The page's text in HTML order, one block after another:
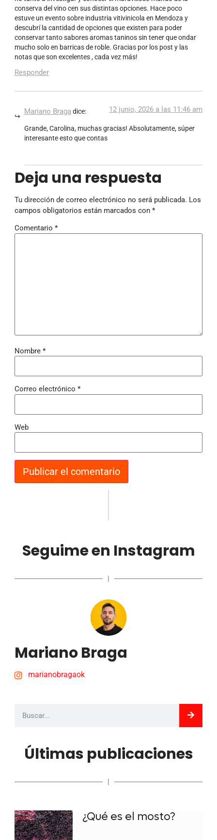
conserva del vino cen sus distintas opciones. Hace poco
estuve un evento sobre industria vitivinicola en Mendoza y
descubrí la cantidad de opciones que existen para poder
conservar tanto sabores aromas taninos sin tener que ondar
mucho solo en barricas de roble. Gracias por los post y las
notas que son excelentes , cada vez más!
Responder
Mariano Braga dice: 12 junio, 2026 a las 11:46 am
Grande, Carolina, muchas gracias! Absolutamente, súper
interesante esto que contas
Deja una respuesta
Tu dirección de correo electrónico no será publicada. Los
campos obligatorios están marcados con *
Comentario *
Nombre *
Correo electrónico *
Web
Seguime en Instagram
|
Mariano Braga
marianobragaok
Últimas publicaciones
|
¿Qué es el mosto?